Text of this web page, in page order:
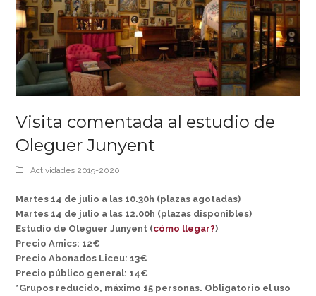
Visita comentada al estudio de
Oleguer Junyent
Actividades 2019-2020
Martes 14 de julio a las 10.30h (plazas agotadas)
Martes 14 de julio a las 12.00h (plazas disponibles)
Estudio de Oleguer Junyent (cómo llegar?)
Precio Amics: 12€
Precio Abonados Liceu: 13€
Precio público general: 14€
*Grupos reducido, máximo 15 personas. Obligatorio el uso